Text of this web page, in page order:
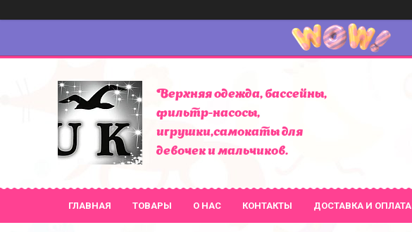
Верхняя одежда, бассейны,
фильтр-насосы,
игрушки,самокаты для
девочек и мальчиков.
ГЛАВНАЯ ТОВАРЫ О НАС КОНТАКТЫ ДОСТАВКА И ОПЛАТА